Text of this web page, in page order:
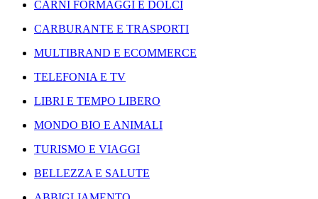
CARNI FORMAGGI E DOLCI
CARBURANTE E TRASPORTI
MULTIBRAND E ECOMMERCE
TELEFONIA E TV
LIBRI E TEMPO LIBERO
MONDO BIO E ANIMALI
TURISMO E VIAGGI
BELLEZZA E SALUTE